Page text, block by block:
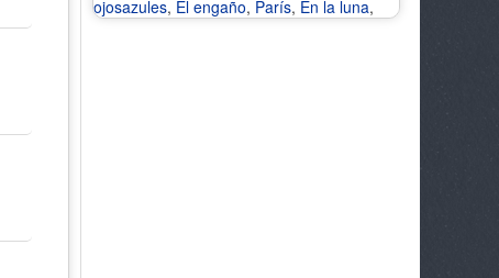
ojosazules, El engaño, París, En la luna,